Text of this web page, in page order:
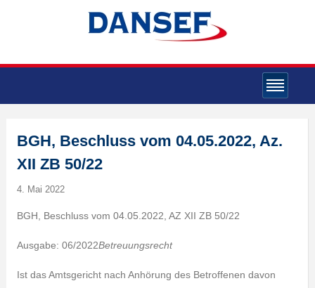
BGH, Beschluss vom 04.05.2022, Az.
XII ZB 50/22
4. Mai 2022
BGH, Beschluss vom 04.05.2022, AZ XII ZB 50/22
Ausgabe: 06/2022Betreuungsrecht
Ist das Amtsgericht nach Anhörung des Betroffenen davon